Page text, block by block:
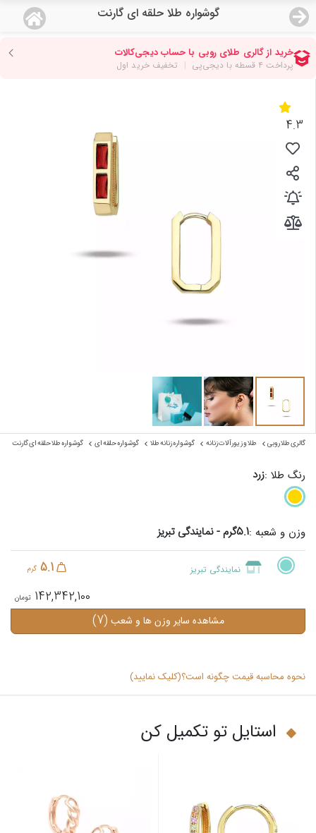
گوشواره طلا حلقه ای گارنت
منو
صفحه اصلی
دسته بندی محصولات
نمایندگی ها
مجله روبی
درباره ما
4.3
گالری طلا روبی طلا و زیورآلات زنانه گوشواره زنانه طلا گوشواره حلقه ای گوشواره طلا حلقه ای گارنت
رنگ طلا :زرد
وزن و شعبه :5.1گرم - نمایندگی تبریز
نمایندگی تبریز 5.1 گرم
142,342,100
مشاهده سایر وزن ها و شعب (7)
نحوه محاسبه قیمت چگونه است؟(کلیک نمایید)
استایل تو تکمیل کن